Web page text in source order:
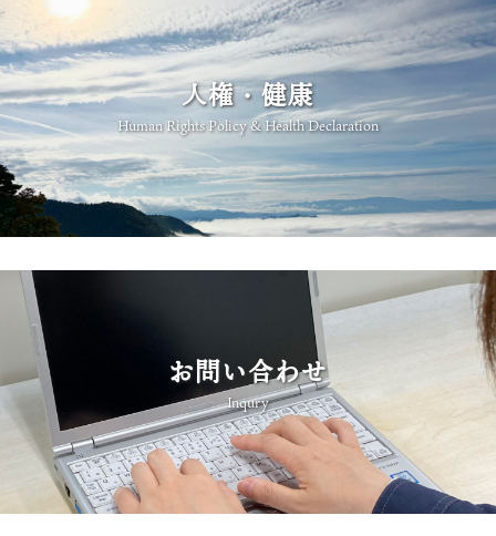
人権・健康
Human Rights Policy & Health Declaration
お問い合わせ
Inqury